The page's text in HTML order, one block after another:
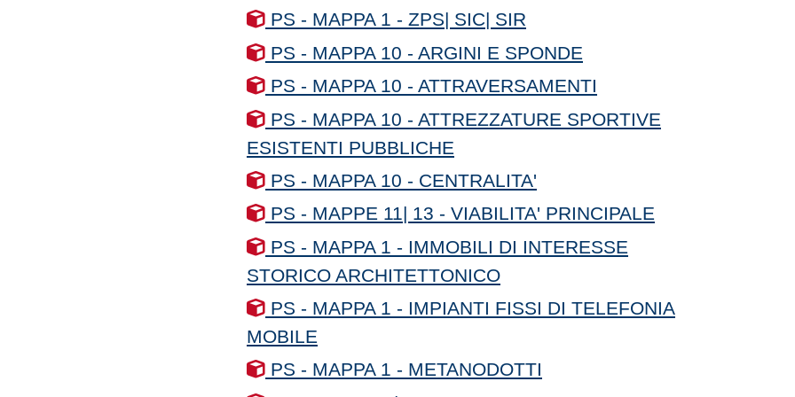
PS - MAPPA 1 - ZPS| SIC| SIR
PS - MAPPA 10 - ARGINI E SPONDE
PS - MAPPA 10 - ATTRAVERSAMENTI
PS - MAPPA 10 - ATTREZZATURE SPORTIVE
ESISTENTI PUBBLICHE
PS - MAPPA 10 - CENTRALITA'
PS - MAPPE 11| 13 - VIABILITA' PRINCIPALE
PS - MAPPA 1 - IMMOBILI DI INTERESSE
STORICO ARCHITETTONICO
PS - MAPPA 1 - IMPIANTI FISSI DI TELEFONIA
MOBILE
PS - MAPPA 1 - METANODOTTI